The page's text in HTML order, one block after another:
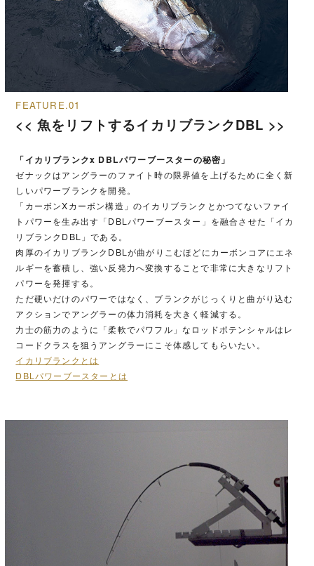
FEATURE.01
<< 魚をリフトするイカリブランクDBL >>
「イカリブランクx DBLパワーブースターの秘密」
ゼナックはアングラーのファイト時の限界値を上げるために全く新
しいパワーブランクを開発。
「カーボンXカーボン構造」のイカリブランクとかつてないファイ
トパワーを生み出す「DBLパワーブースター」を融合させた「イカ
リブランクDBL」である。
肉厚のイカリブランクDBLが曲がりこむほどにカーボンコアにエネ
ルギーを蓄積し、強い反発力へ変換することで非常に大きなリフト
パワーを発揮する。
ただ硬いだけのパワーではなく、ブランクがじっくりと曲がり込む
アクションでアングラーの体力消耗を大きく軽減する。
力士の筋力のように「柔軟でパワフル」なロッドポテンシャルはレ
コードクラスを狙うアングラーにこそ体感してもらいたい。
イカリブランクとは
DBLパワーブースターとは